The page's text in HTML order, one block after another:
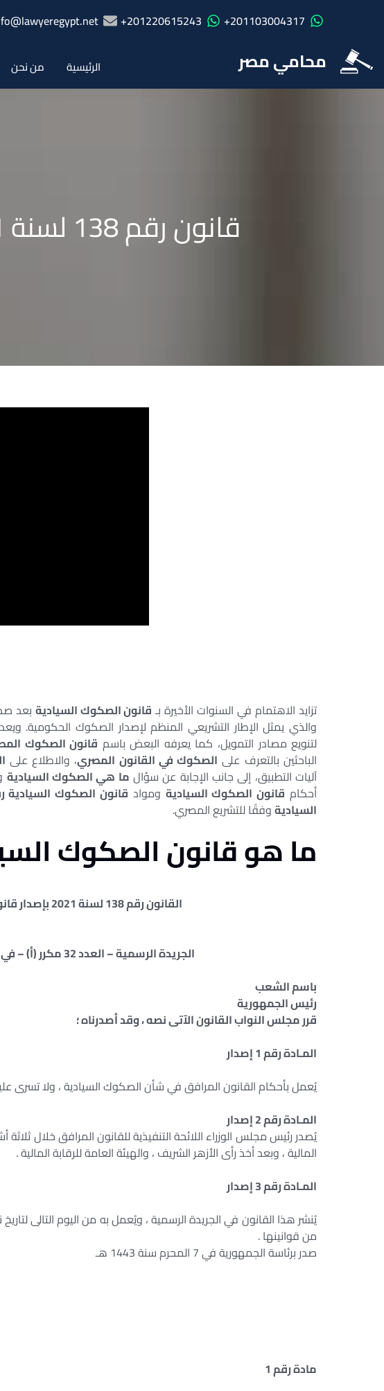
201103004317+
201220615243+
محامي مصر الرئيسية من نحن
قانون رقم 138 لسنة 2021 بإصدار قانون الصكوك السيادية
تزايد الاهتمام في السنوات الأخيرة بـقانون الصكوك السيادية بعد
والذي يمثل الإطار التشريعي المنظم لإصدار الصكوك الحكومية. ويعد
لتنويع مصادر التمويل، كما يعرفه البعض باسم قانون الصكوك
الباحثين بالتعرف على الصكوك في القانون المصري، والاطلاع على
آليات التطبيق، إلى جانب الإجابة عن سؤال ما هي الصكوك السيادية
أحكام قانون الصكوك السيادية ومواد قانون الصكوك السيادية رقم 138
السياديةوفقًا للتشريع المصري.
ما هو قانون الصكوك
القانون رقم 138 لسنة 2021 بإصدار قانون الصكوك السيادية
الجريدة الرسمية – العدد 32 مكرر (أ) – في 15 أغسطس سنة 2021
باسم الشعب
رئيس الجمهورية
قرر مجلس النواب القانون الآتى نصه ، وقد أصدرناه ؛
المـادة رقم 1 إصدار
يُعمل بأحكام القانون المرافق في شأن الصكوك السيادية ، ولا تسرى
المـادة رقم 2 إصدار
يُصدر رئيس مجلس الوزراء اللائحة التنفيذية للقانون المرافق خلال
المالية ، وبعد أخذ رأى الأزهر الشريف ، والهيئة العامة للرقابة المالية .
المـادة رقم 3 إصدار
يُنشر هذا القانون في الجريدة الرسمية ، ويُعمل به من اليوم التالى
من قوانينها .
صدر برئاسة الجمهورية في 7 المحرم سنة 1443 هـ
مادة رقم 1